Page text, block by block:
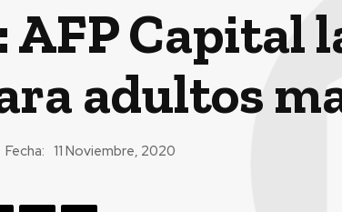
Capital
adultos
Fecha: 11 Noviembre, 2020